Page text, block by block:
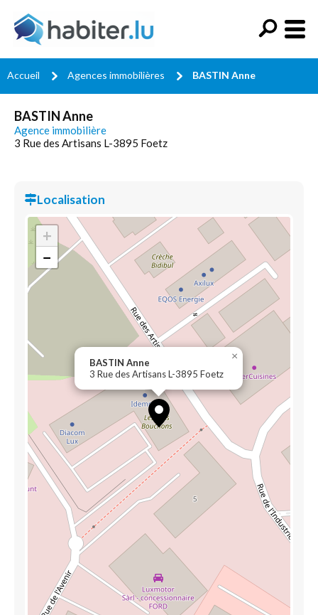
Accueil Agences immobilières BASTIN Anne
BASTIN Anne
Agence immobilière
3 Rue des Artisans L-3895 Foetz
Localisation
BASTIN Anne
3 Rue des Artisans L-3895 Foetz
×
+
−